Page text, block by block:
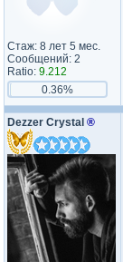
Стаж: 8 лет 5 мес.
Сообщений: 2
Ratio: 9.212
0.36%
Dezzer Crystal ®